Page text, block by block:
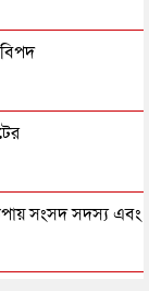
ফরহাদ- বাদশা
উদ্বোধন করলেন
সংসদ সদস্য এবং